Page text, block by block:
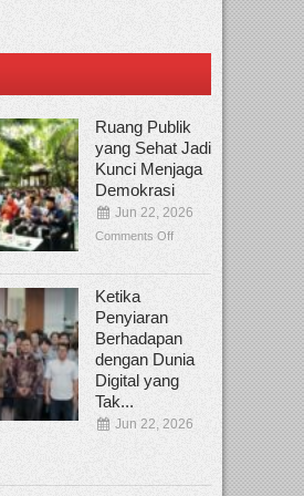
Ruang Publik
yang Sehat Jadi
Kunci Menjaga
Demokrasi
Jun 22, 2026
Comments Off
Ketika
Penyiaran
Berhadapan
dengan Dunia
Digital yang
Tak...
Jun 22, 2026